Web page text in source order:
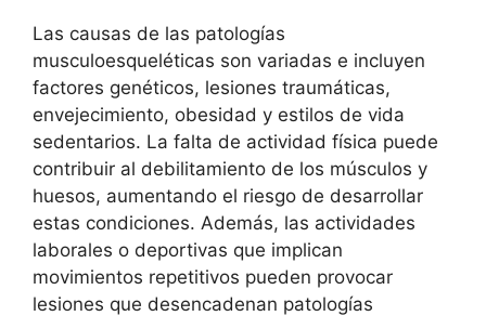
Las causas de las patologías
musculoesqueléticas son variadas e incluyen
factores genéticos, lesiones traumáticas,
envejecimiento, obesidad y estilos de vida
sedentarios. La falta de actividad física puede
contribuir al debilitamiento de los músculos y
huesos, aumentando el riesgo de desarrollar
estas condiciones. Además, las actividades
laborales o deportivas que implican
movimientos repetitivos pueden provocar
lesiones que desencadenan patologías